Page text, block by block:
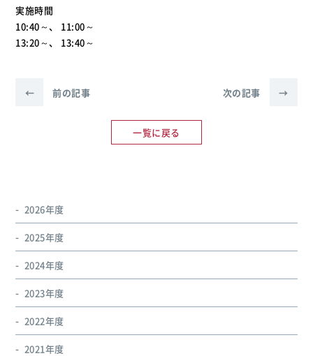
実施時間
10:40～、 11:00～
13:20～、 13:40～
← 前の記事
一覧に戻る
次の記事 →
2026年度
2025年度
2024年度
2023年度
2022年度
2021年度